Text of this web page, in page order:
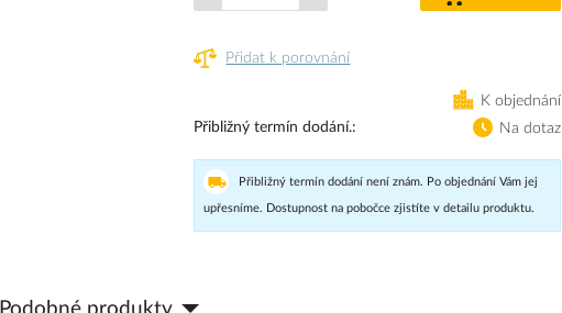
Přidat k porovnání
K objednání
Přibližný termín dodání.
Na dotaz
Přibližný termín dodání není znám. Po objednání Vám jej
upřesníme. Dostupnost na pobočce zjistíte v detailu produktu.